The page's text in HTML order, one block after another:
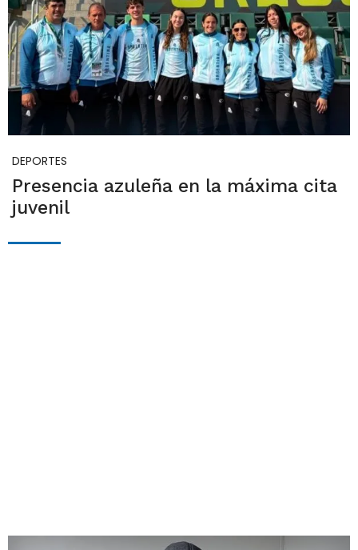
DEPORTES
Presencia azuleña en la máxima cita
juvenil